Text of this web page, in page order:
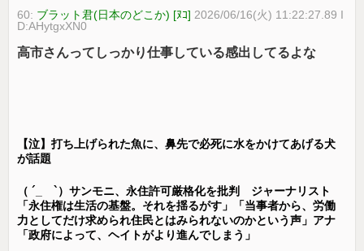
60: ブラット君(日本のどこか) [ﾇｺ] 2026/06/16(火) 11:22:27.89 I
D:AHytgxXN0
高市さんってしっかり仕事している感出してるよな
【泣】打ち上げられた魚に、鼻先で必死に水をかけてあげる犬
が話題
（ ´_ゝ`）サンモニ、永住許可厳格化を批判 ジャーナリスト
「永住権は生活の基盤。それを揺るがす」「当事者から、労働
力としてだけ求められ住民とはみられないのかという声」アナ
「政府によって、ヘイトがより進んでしまう」